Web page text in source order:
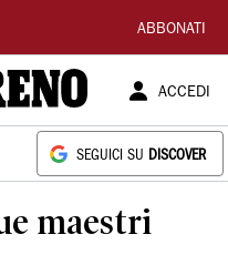
ABBONATI
ACCEDI
SEGUICI SU DISCOVER
maestri